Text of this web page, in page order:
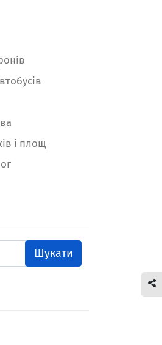
і площ
Шукати